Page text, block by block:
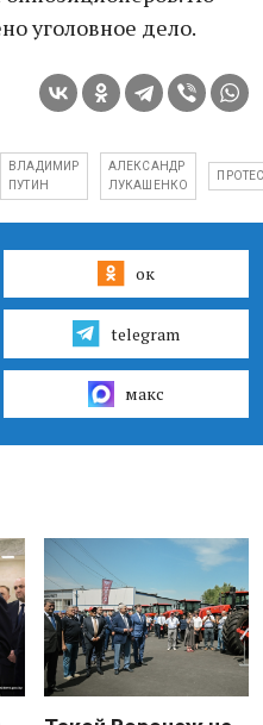
уголовное дело.
ВЛАДИМИР
ПУТИН
АЛЕКСАНДР
ЛУКАШЕНКО
ок
telegram
макс